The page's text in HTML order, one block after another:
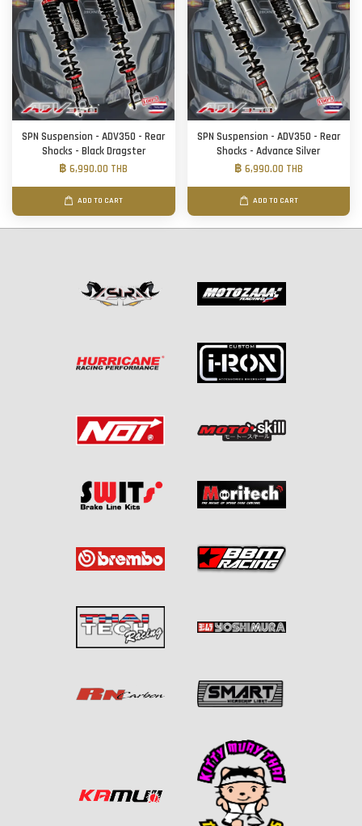
SPN Suspension - ADV350 - Rear
Shocks - Black Dragster
฿ 6,990.00 THB
ADD TO CART
SPN Suspension - ADV350 - Rear
Shocks - Advance Silver
฿ 6,990.00 THB
ADD TO CART